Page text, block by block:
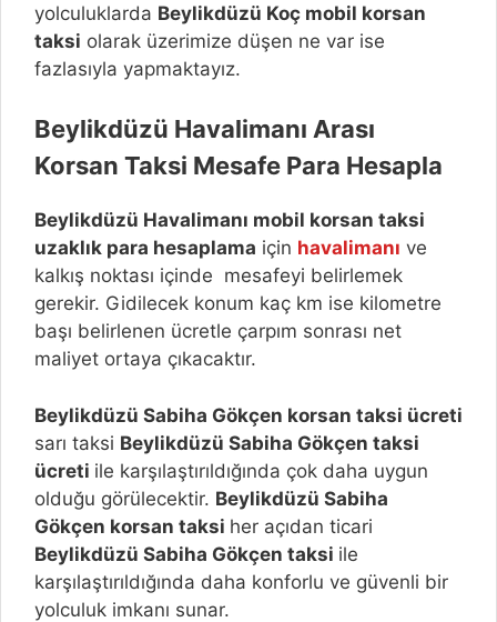
yolculuklarda Beylikdüzü Koç mobil korsan
taksi olarak üzerimize düşen ne var ise
fazlasıyla yapmaktayız.
Beylikdüzü Havalimanı Arası
Korsan Taksi Mesafe Para Hesapla
Beylikdüzü Havalimanı mobil korsan taksi
uzaklık para hesaplama için havalimanı ve
kalkış noktası içinde mesafeyi belirlemek
gerekir. Gidilecek konum kaç km ise kilometre
başı belirlenen ücretle çarpım sonrası net
maliyet ortaya çıkacaktır.
Beylikdüzü Sabiha Gökçen korsan taksi ücreti
sarı taksi Beylikdüzü Sabiha Gökçen taksi
ücreti ile karşılaştırıldığında çok daha uygun
olduğu görülecektir. Beylikdüzü Sabiha
Gökçen korsan taksi her açıdan ticari
Beylikdüzü Sabiha Gökçen taksi ile
karşılaştırıldığında daha konforlu ve güvenli bir
yolculuk imkanı sunar.